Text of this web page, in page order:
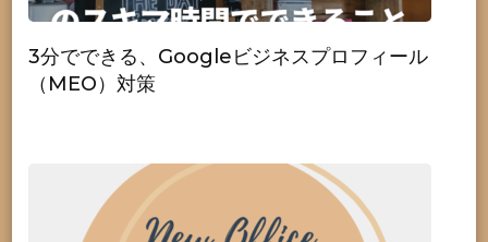
3分でできる、Googleビジネスプロフィール
（MEO）対策